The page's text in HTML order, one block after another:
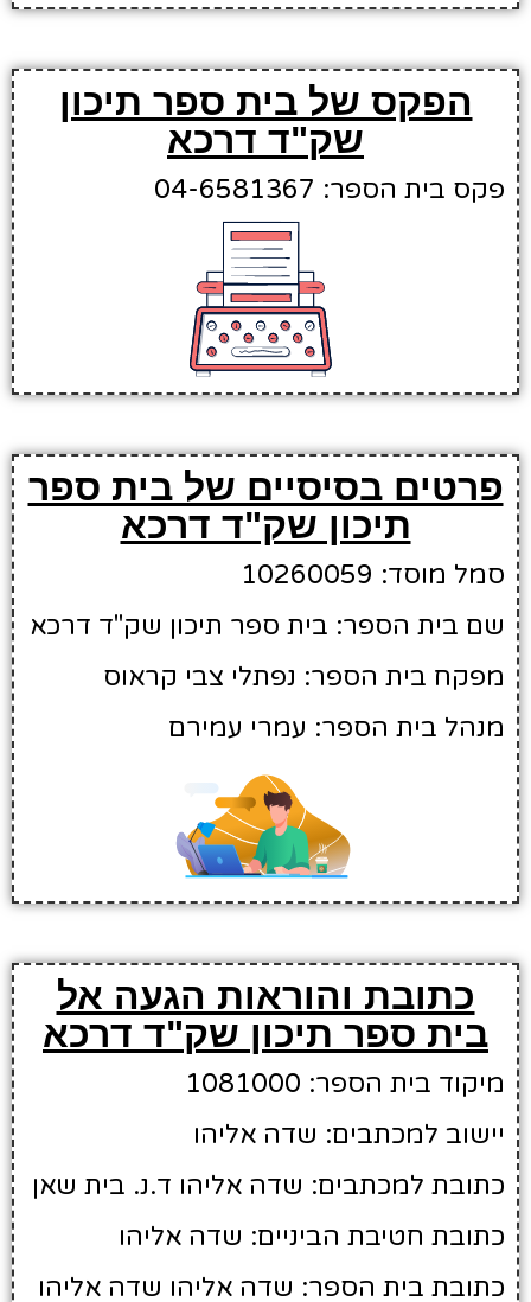
הפקס של בית ספר תיכון
שק"ד דרכא
פקס בית הספר: 04-6581367
פרטים בסיסיים של בית ספר
תיכון שק"ד דרכא
סמל מוסד: 10260059
שם בית הספר: בית ספר תיכון שק"ד דרכא
מפקח בית הספר: נפתלי צבי קראוס
מנהל בית הספר: עמרי עמירם
כתובת והוראות הגעה אל
בית ספר תיכון שק"ד דרכא
מיקוד בית הספר: 1081000
יישוב למכתבים: שדה אליהו
כתובת למכתבים: שדה אליהו ד.נ. בית שאן
כתובת חטיבת הביניים: שדה אליהו
כתובת בית הספר: שדה אליהו שדה אליהו